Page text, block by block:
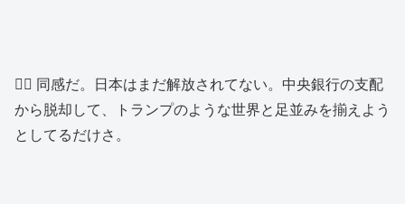
👱‍♂️ 同感だ。日本はまだ解放されてない。中央銀行の支配
から脱却して、トランプのような世界と足並みを揃えよう
としてるだけさ。